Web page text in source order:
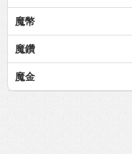
魔幣
魔鑽
魔金